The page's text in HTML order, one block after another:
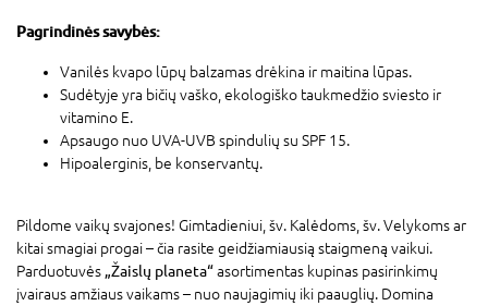
Pagrindinės savybės:
Vanilės kvapo lūpų balzamas drėkina ir maitina lūpas.
Sudėtyje yra bičių vaško, ekologiško taukmedžio sviesto ir
vitamino E.
Apsaugo nuo UVA-UVB spindulių su SPF 15.
Hipoalerginis, be konservantų.
Pildome vaikų svajones! Gimtadieniui, šv. Kalėdoms, šv. Velykoms ar
kitai smagiai progai – čia rasite geidžiamiausią staigmeną vaikui.
Parduotuvės „Žaislų planeta“asortimentas kupinas pasirinkimų
įvairaus amžiaus vaikams – nuo naujagimių iki paauglių. Domina